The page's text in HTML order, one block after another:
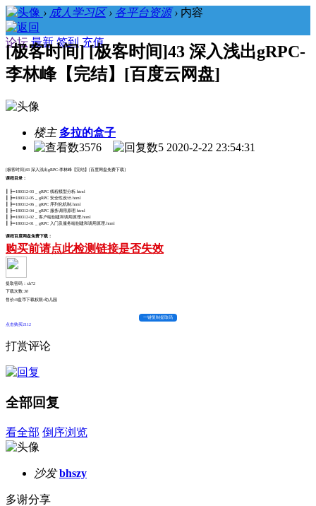
› 成人学习区 › 各平台资源 › 内容
论坛 最新 签到 充值
[极客时间] [极客时间]43 深入浅出gRPC-
李林峰【完结】[百度云网盘]
楼主 多拉的盒子
3576
5 2020-2-22 23:54:31
[极客时间]43 深入浅出gRPC-李林峰【完结】[百度网盘免费下载]
课程目录：
┃ ┣━180312-03 _ gRPC 线程模型分析.html
┃ ┣━180312-05 _ gRPC 安全性设计.html
┃ ┣━180312-06 _ gRPC 序列化机制.html
┃ ┣━180312-04 _ gRPC 服务调用原理.html
┃ ┣━180312-02 _ 客户端创建和调用原理.html
┃ ┣━180312-01 _ gRPC 入门及服务端创建和调用原理.html
课程百度网盘免费下载：
购买前请点此检测链接是否失效
提取密码：xh72
下载次数:30
售价:8盘币 下载权限:幼儿园
一键复制提取码
点击购买2112
打赏评论
全部回复
看全部 倒序浏览
沙发 bhszy
多谢分享